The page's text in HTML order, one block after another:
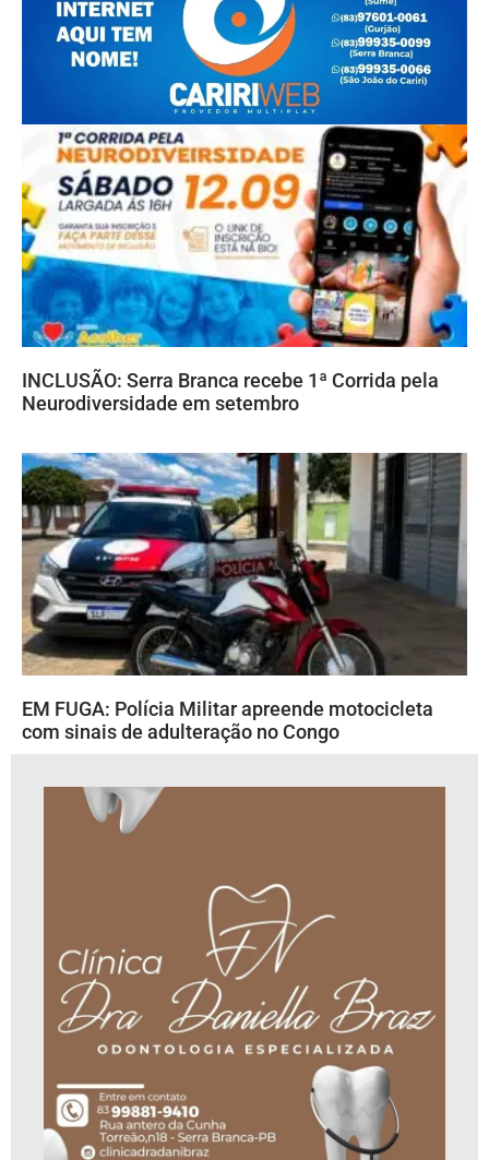
INCLUSÃO: Serra Branca recebe 1ª Corrida pela
Neurodiversidade em setembro
EM FUGA: Polícia Militar apreende motocicleta
com sinais de adulteração no Congo